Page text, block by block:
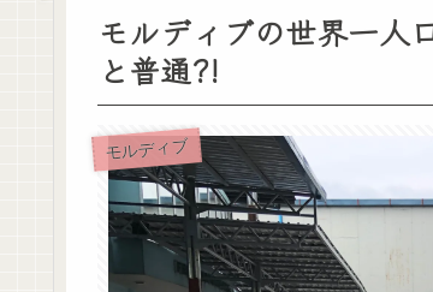
モルディブの世界一人
と普通?!
モルディブ